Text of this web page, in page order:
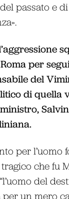
passato e
per
del
di quella
per l’uomo
che fu
del
un mero